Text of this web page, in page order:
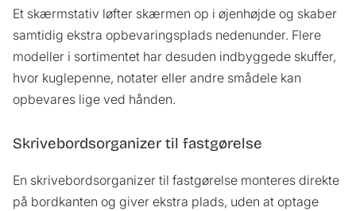
Et skærmstativ løfter skærmen op i øjenhøjde og skaber
samtidig ekstra opbevaringsplads nedenunder. Flere
modeller i sortimentet har desuden indbyggede skuffer,
hvor kuglepenne, notater eller andre smådele kan
opbevares lige ved hånden.
Skrivebordsorganizer til fastgørelse
En skrivebordsorganizer til fastgørelse monteres direkte
på bordkanten og giver ekstra plads, uden at optage